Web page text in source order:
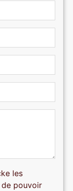
les
de pouvoir